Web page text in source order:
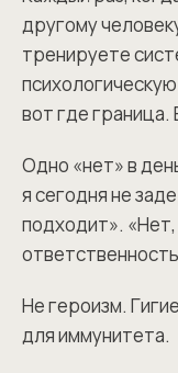
другому
тренируете
вот где
Одно «нет» в
я сегодня не
подходит». «Нет,
Не героизм.
для иммунитета.